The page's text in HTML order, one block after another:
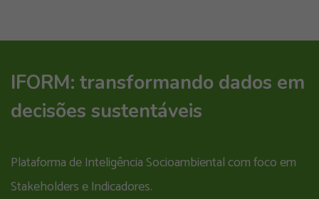
IFORM: transformando dados em
decisões sustentáveis
Plataforma de Inteligência Socioambiental com foco em
Stakeholders e Indicadores.